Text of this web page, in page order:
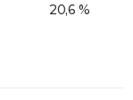
20,6 %